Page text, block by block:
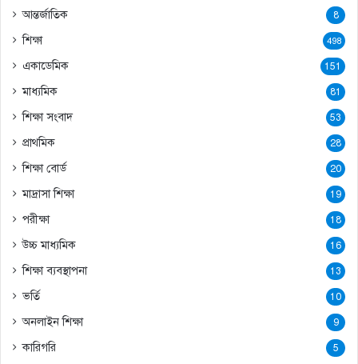
আন্তর্জাতিক 8
শিক্ষা 498
একাডেমিক 151
মাধ্যমিক 81
শিক্ষা সংবাদ 53
প্রাথমিক 28
শিক্ষা বোর্ড 20
মাদ্রাসা শিক্ষা 19
পরীক্ষা 18
উচ্চ মাধ্যমিক 16
শিক্ষা ব্যবস্থাপনা 13
ভর্তি 10
অনলাইন শিক্ষা 9
কারিগরি 5